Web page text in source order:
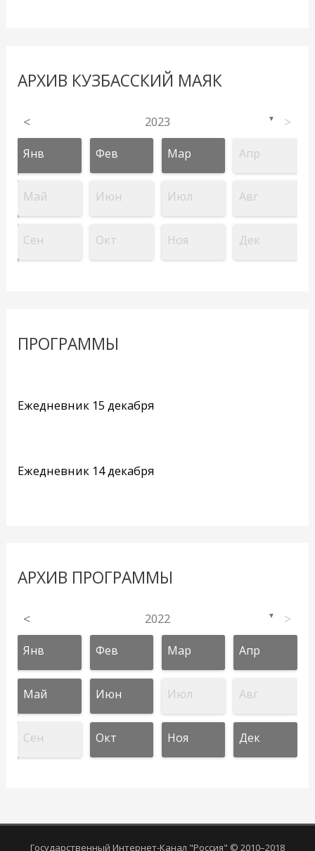
АРХИВ КУЗБАССКИЙ МАЯК
< 2023 ▼ >
Янв Фев Мар Апр
Май Июн Июл Авг
Сен Окт Ноя Дек
ПРОГРАММЫ
Ежедневник 15 декабря
Ежедневник 14 декабря
АРХИВ ПРОГРАММЫ
< 2022 ▼ >
Янв Фев Мар Апр
Май Июн Июл Авг
Сен Окт Ноя Дек
Государственный Интернет-Канал "Россия" © 2010–2018